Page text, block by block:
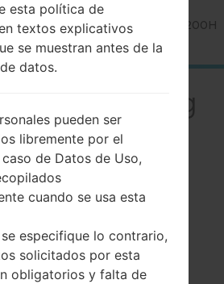
→Galaxy J2 →SamsungSM-J200H
J2
Comparar
esta política de
textos explicativos
se muestran antes de la
datos.
pueden ser
libremente por el
de Datos de Uso,
cuando se usa esta
especifique lo contrario,
solicitados por esta
obligatorios y falta de